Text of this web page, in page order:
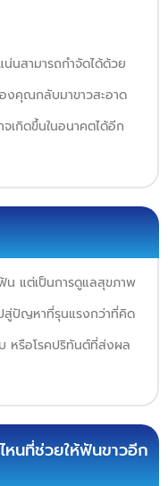
นสามารถกำจัดได้ด้วย
งคุณกลับมาขาวสะอาด
กิดขึ้นในอนาคตได้อีก
น แต่เป็นการดูแลสุขภาพ
สู่ปัญหาที่รุนแรงกว่าที่คิด
หรือโรคปริทันต์ที่ส่งผล
นที่ช่วยให้ฟันขาวอีก